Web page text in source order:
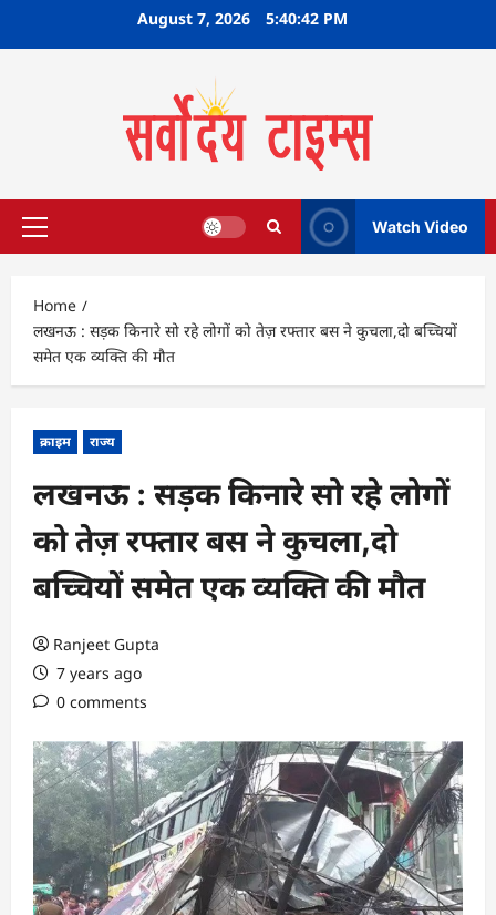
August 7, 2026 5:40:43 PM
Primary
Watch Video
Home
लखनऊ : सड़क किनारे सो रहे लोगों को तेज़ रफ्तार बस ने कुचला,दो बच्चियों
समेत एक व्यक्ति की मौत
क्राइम राज्य
लखनऊ : सड़क किनारे सो रहे लोगों
को तेज़ रफ्तार बस ने कुचला,दो
बच्चियों समेत एक व्यक्ति की मौत
Ranjeet Gupta
7 years ago
0 comments